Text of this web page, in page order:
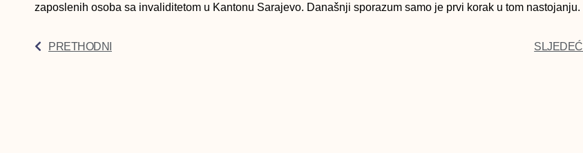
zaposlenih osoba sa invaliditetom u Kantonu Sarajevo. Današnji sporazum samo je prvi korak u tom nastojanju.
PRETHODNI SLJEDEĆI